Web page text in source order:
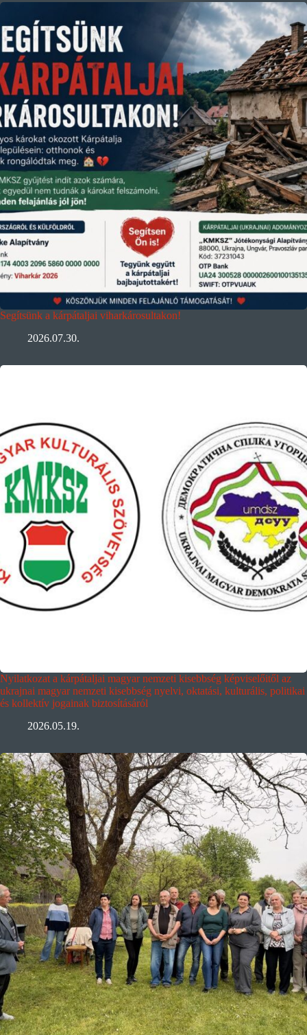
Segítsünk a kárpátaljai viharkárosultakon!
2026.07.30.
Nyilatkozat a kárpátaljai magyar nemzeti kisebbség képviselőitől az
ukrajnai magyar nemzeti kisebbség nyelvi, oktatási, kulturális, politikai
és kollektív jogainak biztosításáról
2026.05.19.